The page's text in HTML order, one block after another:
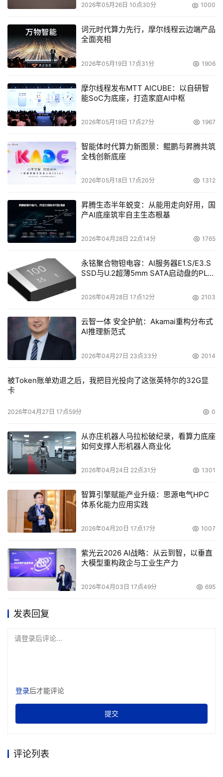
时，完全保证了企业服务器长时间工作的需求。
杀手锏??价格优势
虽然长期以来SCSI硬盘利用其性能优势几乎垄断着企业
步。而西部数据万转SATA Raptor 硬盘则结合了SCSI硬盘
的高性能，具有10000RPM的超级转速、及5.2毫秒的平均
数据寻道时间，企业级SATA硬盘更可以连续数年保持全天
高性能操作，MTBF长达1千2百万小时！在支持服务方面，
WD SATA Raptor 硬盘具有业界绝无仅有的五年保质期；
但是在价格方面，WD SATA Raptor 硬盘却比同档次的并
联SCSI企业级硬盘机便宜三分之一之多！
其实早在2000年2月希捷就正式发布了业界第一颗
SCSI15,000转Cheetah X15硬盘，但各大厂商却迟迟不愿
机产品的主要硬盘大厂，如希捷（Seagate）、迈拓
（Maxtor）等、皆因为其自身还同时拥有着企业级的SCSI
服务器硬盘市场，并不太愿意看到台式机性能会对其固有的
而在西部数据退出企业级的服务器SCSI硬盘制造之后，
其悉心经营的台式机业务取得了非常不错的成绩增长，特别
是其在北美和欧洲市场都占有相当的份额，例如在同微软公
提供商之一。目前西部数据已牢牢占据了消费级硬盘市场占
盘产品种类繁多，相关市场份额也居高不下，不论是为其树
WD将在未来投入大量的精力和财力用于研发和创新SATA
硬盘技术，SATA硬盘技术的发展前景良好。
目前桌面系统硬盘的速度之王，是真正的企业级万转硬盘。
相信以其优异的品质，超强的质保，以及低廉的价格，WD
SATA Raptor 将极有可能在将来取代SCSI的大部分市场，
成为硬盘新技术的代表。
西部数据公司市场副总裁 Richard E. Rutledge说：“今
后几年里，企业存储将发生巨大变化，SATA将成为主要接
口之一。WD Raptor的流行和需求使我们成功地进入这个
成为对企业客户提供范围最广的SATA产品的领先者。”
2026年05月26日 10点30分 1000
词元时代算力先行，摩尔线程云边端产品
全面亮相
2026年05月19日 17点31分 1906
摩尔线程发布MTT AICUBE：以自研智
能SoC为底座，打造家庭AI中枢
2026年05月19日 17点27分 1967
智能体时代算力新图景：鲲鹏与昇腾共筑
全栈创新底座
2026年05月18日 17点20分 1312
昇腾生态半年蜕变：从能用走向好用，国
产AI底座筑牢自主生态根基
2026年04月28日 22点14分 1765
永铭聚合物钽电容：AI服务器E1.S/E3.S
SSD与U.2超薄5mm SATA启动盘的PLP
2026年04月28日 17点12分 2103
云智一体 安全护航：Akamai重构分布式
AI推理新范式
2026年04月27日 23点33分 2014
被Token账单劝退之后，我把目光投向了这张英特尔的32G显
卡
2026年04月27日 17点59分 0
从亦庄机器人马拉松破纪录，看算力底座
如何支撑人形机器人商业化
2026年04月24日 22点31分 1301
智算引擎赋能产业升级：思源电气HPC
体系化能力应用实践
2026年04月20日 17点17分 1007
紫光云2026 AI战略：从云到智，以垂直
大模型重构政企与工业生产力
2026年04月03日 17点49分 695
发表回复
请登录后评论...
登录后才能评论
提交
评论列表